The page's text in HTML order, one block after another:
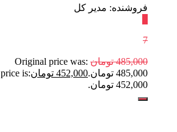
فروشنده: مدیر کل
7
485,000 تومان Original price was:
485,000 تومان.
452,000 تومانis:
452,000 تومان.